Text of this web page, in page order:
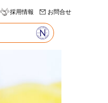
採用情報 お問合せ